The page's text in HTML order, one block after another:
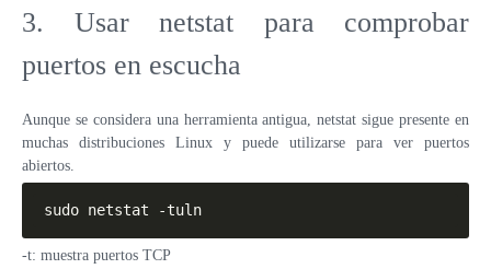
3. Usar netstat para comprobar
puertos en escucha
Aunque se considera una herramienta antigua, netstat sigue presente en
muchas distribuciones Linux y puede utilizarse para ver puertos
abiertos.
sudo netstat -tuln
-t: muestra puertos TCP